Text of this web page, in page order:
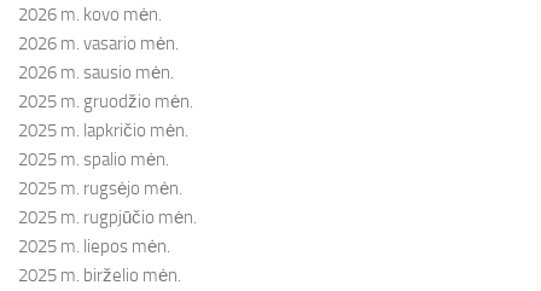
2026 m. kovo mėn.
2026 m. vasario mėn.
2026 m. sausio mėn.
2025 m. gruodžio mėn.
2025 m. lapkričio mėn.
2025 m. spalio mėn.
2025 m. rugsėjo mėn.
2025 m. rugpjūčio mėn.
2025 m. liepos mėn.
2025 m. birželio mėn.